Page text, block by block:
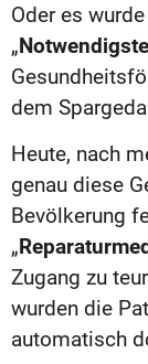
Oder es
„Notwendigste
dem
Heute, nach
genau diese
Bevölkerung
„
Zugang zu
wurden die
automatisch